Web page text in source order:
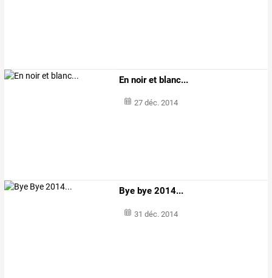
En noir et blanc...
27 déc. 2014
Bye bye 2014...
31 déc. 2014